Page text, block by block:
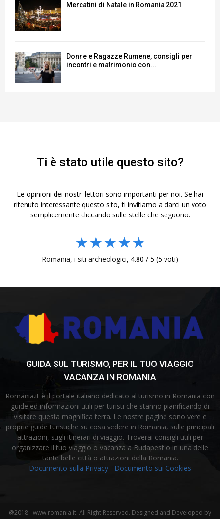
Mercatini di Natale in Romania 2021
Donne e Ragazze Rumene, consigli per
incontri e matrimonio con...
Ti è stato utile questo sito?
Le opinioni dei nostri lettori sono importanti per noi. Se hai
ritenuto interessante questo sito, ti invitiamo a darci un voto
semplicemente cliccando sulle stelle che seguono.
★★★★★
Romania, i siti archeologici, 4.80 / 5 (5 voti)
GUIDA SUL TURISMO, PER IL TUO VIAGGIO
VACANZA IN ROMANIA
Romania.it è il portale italiano dedicato al turismo in Romania con
guide ed informazioni utili per turisti che stanno pianificando di
visitare questa magnifica terra. Le nostre pagine sono vere e
proprie guide turistiche su cosa vedere in Romania, sulle principali
attrazioni, sugli itinerari di viaggio. Troverai consigli utili per
organizzare il tuo viaggio o vacanza a Budapest o in una delle
tante belle città o attrazioni della Romania.
Documento sulla Privacy - Documento sui Cookies
@2018 - www.romania.it. All Right Reserved. Designed and Developed by